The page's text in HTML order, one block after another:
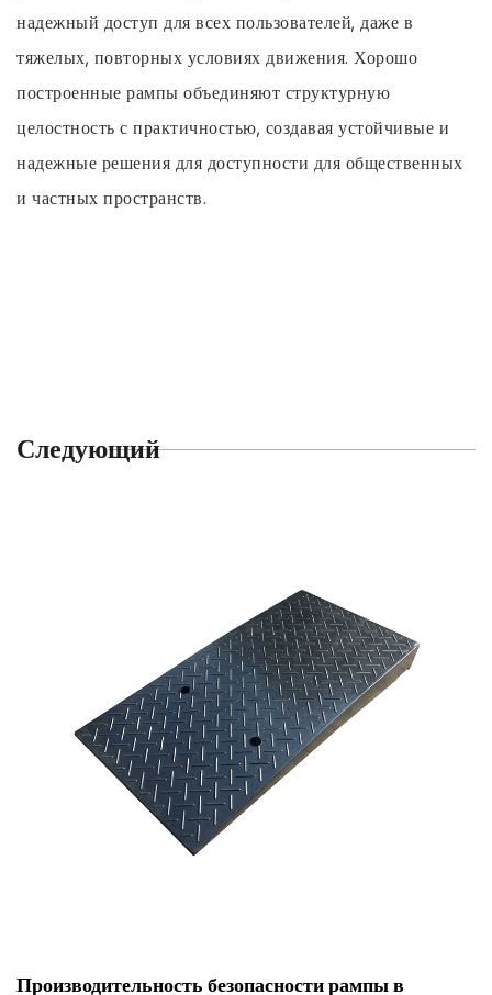
надежный доступ для всех пользователей, даже в
тяжелых, повторных условиях движения. Хорошо
построенные рампы объединяют структурную
целостность с практичностью, создавая устойчивые и
надежные решения для доступности для общественных
и частных пространств.
Следующий
Производительность безопасности рампы в